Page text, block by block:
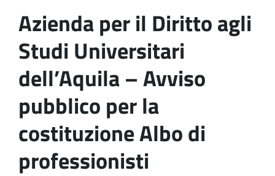
Azienda per il Diritto agli
Studi Universitari
dell’Aquila – Avviso
pubblico per la
costituzione Albo di
professionisti